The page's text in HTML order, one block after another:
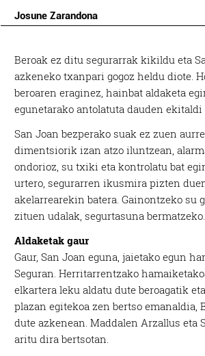
Josune Zarandona
Beroak ez ditu segurarrak kikildu eta
azkeneko txanpari gogoz heldu diote.
beroaren eraginez, hainbat aldaketa
egunetarako antolatuta dauden ekitaldi
San Joan bezperako suak ez zuen
dimentsiorik izan atzo iluntzean,
ondorioz, su txiki eta kontrolatu bat
urtero, segurarren ikusmira pizten
akelarrearekin batera. Gainontzeko su
zituen udalak, segurtasuna bermatzeko.
Aldaketak gaur
Gaur, San Joan eguna, jaietako egun
Seguran. Herritarrentzako
elkartera leku aldatu dute beroagatik
plazan egitekoa zen bertso emanaldia,
dute azkenean. Maddalen Arzallus eta
aritu dira bertsotan.